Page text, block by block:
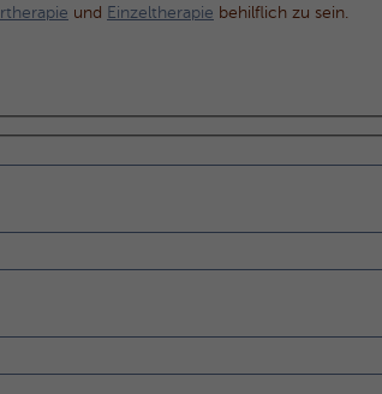
und Einzeltherapie behilflich zu sein.